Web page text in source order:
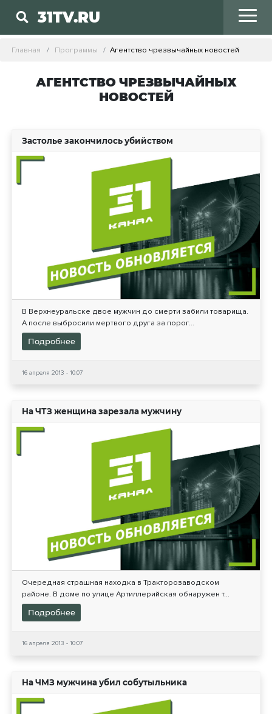
31TV.RU
Главная Программы Агентство чрезвычайных новостей
АГЕНТСТВО ЧРЕЗВЫЧАЙНЫХ
НОВОСТЕЙ
Застолье закончилось убийством
В Верхнеуральске двое мужчин до смерти забили товарища.
А после выбросили мертвого друга за порог...
Подробнее
16 апреля 2013 - 10:07
На ЧТЗ женщина зарезала мужчину
Очередная страшная находка в Тракторозаводском
районе. В доме по улице Артиллерийская обнаружен т...
Подробнее
16 апреля 2013 - 10:07
На ЧМЗ мужчина убил собутыльника